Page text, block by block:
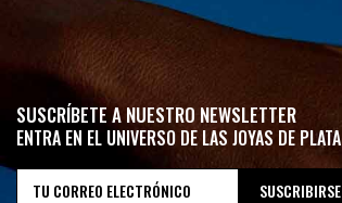
SUSCRÍBETE A NUESTRO NEWSLETTER
ENTRA EN EL UNIVERSO DE LAS JOYAS DE PLATA